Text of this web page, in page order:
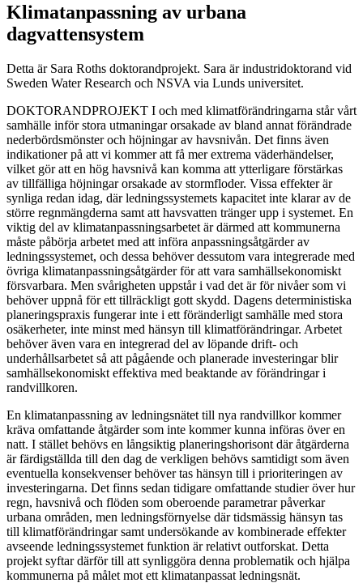
Klimatanpassning av urbana
dagvattensystem
Detta är Sara Roths doktorandprojekt. Sara är industridoktorand vid
Sweden Water Research och NSVA via Lunds universitet.
DOKTORANDPROJEKT I och med klimatförändringarna står vårt
samhälle inför stora utmaningar orsakade av bland annat förändrade
nederbördsmönster och höjningar av havsnivån. Det finns även
indikationer på att vi kommer att få mer extrema väderhändelser,
vilket gör att en hög havsnivå kan komma att ytterligare förstärkas
av tillfälliga höjningar orsakade av stormfloder. Vissa effekter är
synliga redan idag, där ledningssystemets kapacitet inte klarar av de
större regnmängderna samt att havsvatten tränger upp i systemet. En
viktig del av klimatanpassningsarbetet är därmed att kommunerna
måste påbörja arbetet med att införa anpassningsåtgärder av
ledningssystemet, och dessa behöver dessutom vara integrerade med
övriga klimatanpassningsåtgärder för att vara samhällsekonomiskt
försvarbara. Men svårigheten uppstår i vad det är för nivåer som vi
behöver uppnå för ett tillräckligt gott skydd. Dagens deterministiska
planeringspraxis fungerar inte i ett föränderligt samhälle med stora
osäkerheter, inte minst med hänsyn till klimatförändringar. Arbetet
behöver även vara en integrerad del av löpande drift- och
underhållsarbetet så att pågående och planerade investeringar blir
samhällsekonomiskt effektiva med beaktande av förändringar i
randvillkoren.
En klimatanpassning av ledningsnätet till nya randvillkor kommer
kräva omfattande åtgärder som inte kommer kunna införas över en
natt. I stället behövs en långsiktig planeringshorisont där åtgärderna
är färdigställda till den dag de verkligen behövs samtidigt som även
eventuella konsekvenser behöver tas hänsyn till i prioriteringen av
investeringarna. Det finns sedan tidigare omfattande studier över hur
regn, havsnivå och flöden som oberoende parametrar påverkar
urbana områden, men ledningsförnyelse där tidsmässig hänsyn tas
till klimatförändringar samt undersökande av kombinerade effekter
avseende ledningssystemet funktion är relativt outforskat. Detta
projekt syftar därför till att synliggöra denna problematik och hjälpa
kommunerna på målet mot ett klimatanpassat ledningsnät.